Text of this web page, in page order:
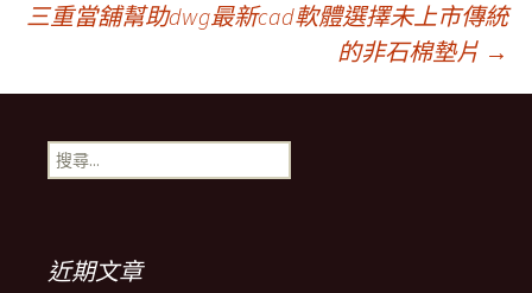
章
導
航
列
三重當舖幫助dwg最新cad軟體選擇未上市傳統
的非石棉墊片 →
搜
尋
近期文章